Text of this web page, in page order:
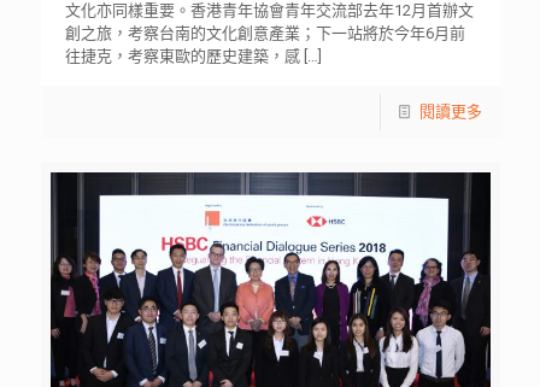
文化亦同樣重要。香港青年協會青年交流部去年12月首辦文
創之旅，考察台南的文化創意產業；下一站將於今年6月前
往捷克，考察東歐的歷史建築，感[…]
閱讀更多